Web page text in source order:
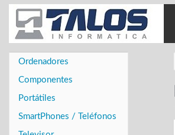
Ordenadores
Componentes
Portátiles
SmartPhones / Teléfonos